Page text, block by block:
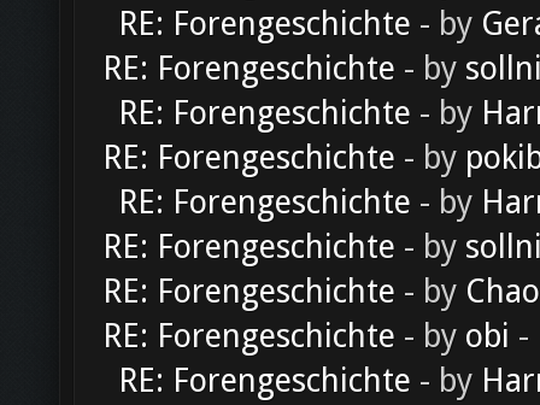
RE: Forengeschichte - by
RE: Forengeschichte - by
RE: Forengeschichte - by
RE: Forengeschichte - by
RE: Forengeschichte - by
RE: Forengeschichte - by
RE: Forengeschichte - by
RE: Forengeschichte - by obi -
RE: Forengeschichte - by